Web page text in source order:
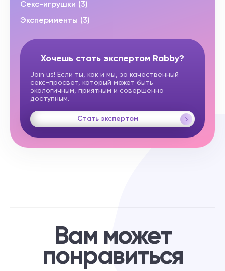
Секс-игрушки (3)
Эксперименты (3)
Хочешь стать экспертом Rabby?
Join us! Если ты, как и мы, за качественный
секс-просвет, который может быть
экологичным, приятным и совершенно
доступным.
Стать экспертом
Вам может
понравиться